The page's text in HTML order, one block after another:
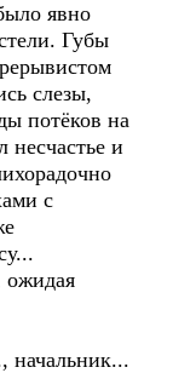
явно
Губы
слезы,
потёков на
несчастье и
с
ожидая